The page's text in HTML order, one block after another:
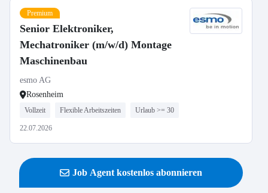
Premium
Senior Elektroniker,
Mechatroniker (m/w/d) Montage
Maschinenbau
esmo AG
Rosenheim
Vollzeit Flexible Arbeitszeiten Urlaub >= 30
22.07.2026
Job Agent kostenlos abonnieren